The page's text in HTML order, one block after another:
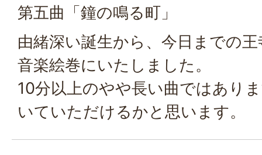
第五曲「鐘の鳴る町」
由緒深い誕生から、今日までの
音楽絵巻にいたしました。
10分以上のやや長い曲ではあり
いていただけるかと思います。